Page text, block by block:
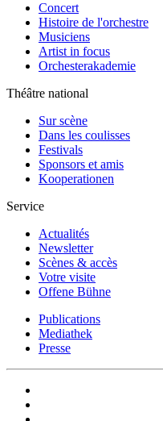
Concert
Histoire de l'orchestre
Musiciens
Artist in focus
Orchesterakademie
Théâtre national
Sur scène
Dans les coulisses
Festivals
Sponsors et amis
Kooperationen
Service
Actualités
Newsletter
Scènes & accès
Votre visite
Offene Bühne
Publications
Mediathek
Presse